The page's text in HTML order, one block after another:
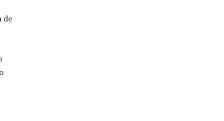
de